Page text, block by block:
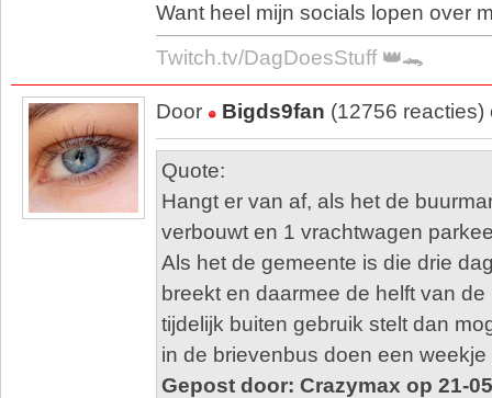
Want heel mijn socials lopen over
Twitch.tv/DagDoesStuff 👑🐊
Door Bigds9fan (12756
Quote:
Hangt er van af, als het de
verbouwt en 1 vrachtwagen
Als het de gemeente is die drie
breekt en daarmee de helft van
tijdelijk buiten gebruik stelt dan
in de brievenbus doen een
Gepost door: Crazymax op 21-